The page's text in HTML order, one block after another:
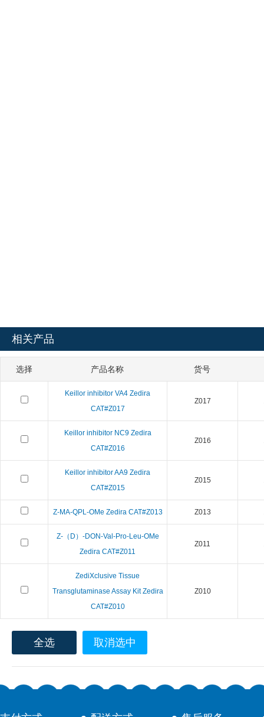
相关产品
选择 产品名称 货号
Keillor inhibitor VA4 Zedira
CAT#Z017
Z017
Keillor inhibitor NC9 Zedira
CAT#Z016
Z016
Keillor inhibitor AA9 Zedira
CAT#Z015
Z015
Z-MA-QPL-OMe Zedira CAT#Z013 Z013
Z-（D）-DON-Val-Pro-Leu-OMe
Zedira CAT#Z011
Z011
ZediXclusive Tissue
Transglutaminase Assay Kit Zedira
CAT#Z010
Z010
全选 取消选中